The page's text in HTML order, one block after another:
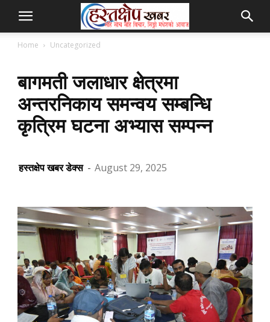
Home Uncategorized
बागमती जलाधार क्षेत्रमा
अन्तरनिकाय समन्वय सम्बन्धि
कृत्रिम घटना अभ्यास सम्पन्न
हस्तक्षेप खबर डेक्स - August 29, 2025